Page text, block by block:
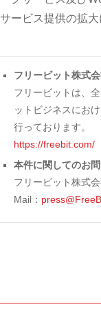
ービス提供の拡大
フリービット株式
フリービットは、
ットビジネスにお
行っております。
https://freebit.com/
本件に関してのお
フリービット株式
Mail：